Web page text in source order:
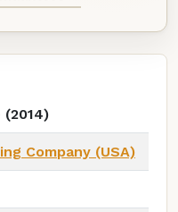
(2014)
Company (USA)